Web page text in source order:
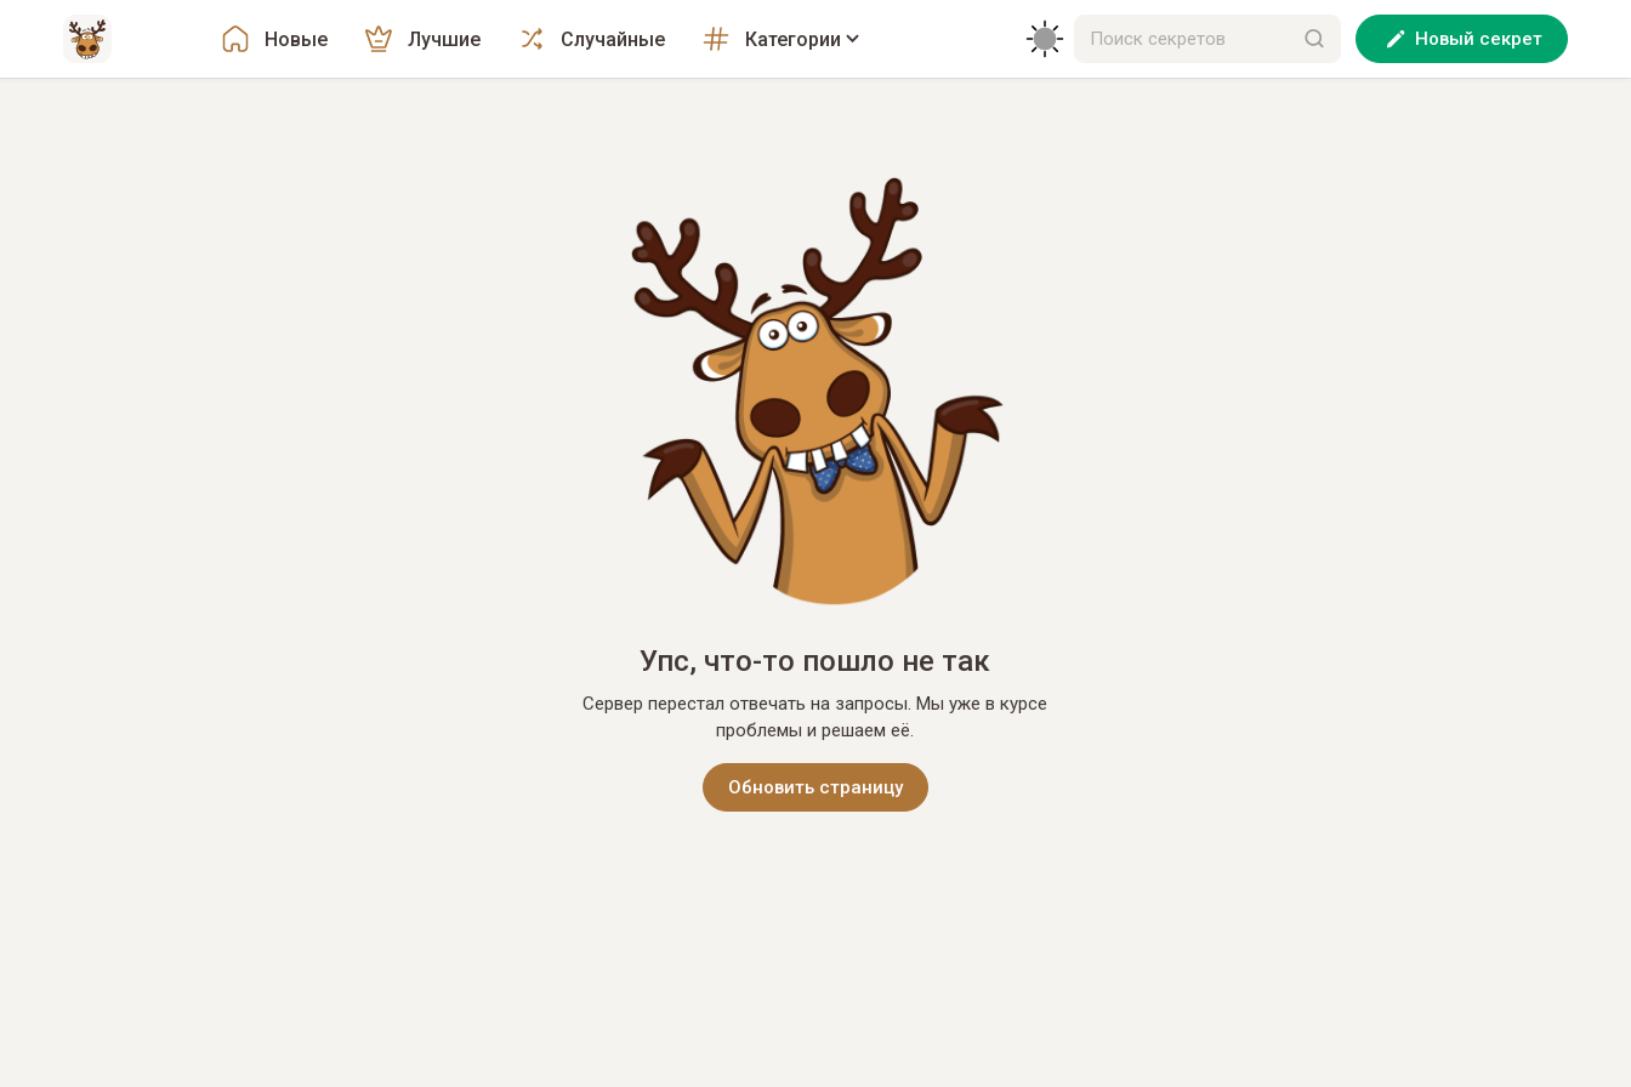
Новые Лучшие Случайные Категории Новый секрет
Упс, что-то пошло не так
Сервер перестал отвечать на запросы. Мы уже в курсе
проблемы и решаем её.
Обновить страницу